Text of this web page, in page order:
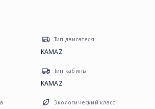
Тип двигателя
KAMAZ
Тип кабины
KAMAZ
Экологический класс